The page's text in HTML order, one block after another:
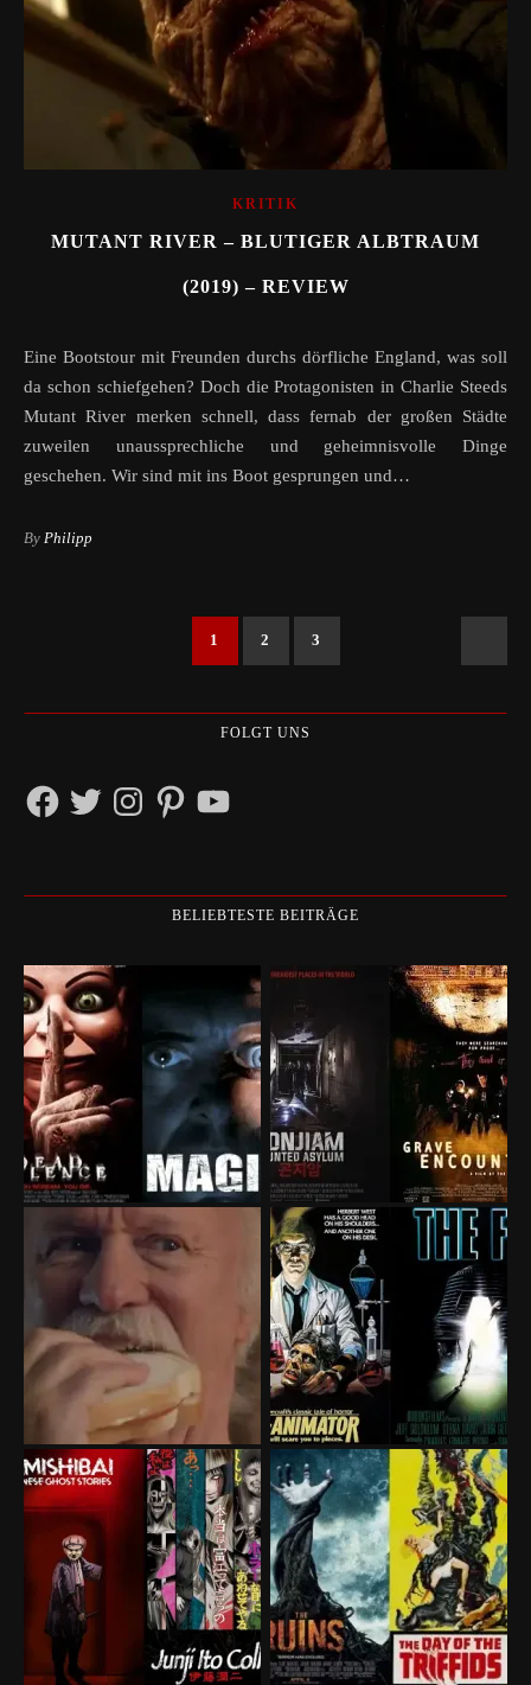
KRITIK
MUTANT RIVER – BLUTIGER ALBTRAUM
(2019) – REVIEW
Eine Bootstour mit Freunden durchs dörfliche England, was soll
da schon schiefgehen? Doch die Protagonisten in Charlie Steeds
Mutant River merken schnell, dass fernab der großen Städte
zuweilen unaussprechliche und geheimnisvolle Dinge
geschehen. Wir sind mit ins Boot gesprungen und…
By Philipp
1 2 3
FOLGT UNS
FacebookTwitterInstagramPinterestYouTube
BELIEBTESTE BEITRÄGE